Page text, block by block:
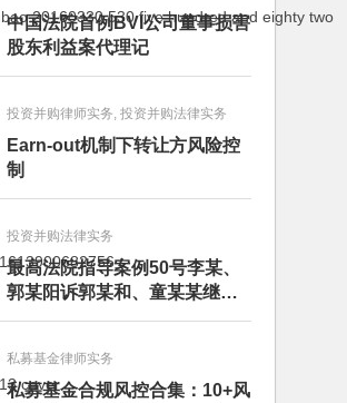
中国法院首例BVI公司董事损害
股东利益案代理记
投资并购律师实务, 投资并购法律实务
Earn-out机制下转让方风险控
制
投资并购法律实务
最高法院指导案例50号李某、
郭某阳诉郭某和、童某某继承
纠纷案
私募基金律师实务
私募基金合规风控合集：10+风